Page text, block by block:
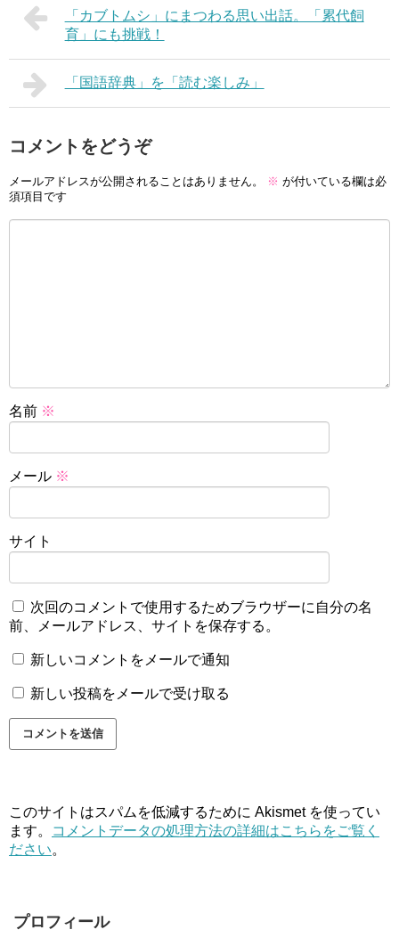
「カブトムシ」にまつわる思い出話。「累代飼
育」にも挑戦！
「国語辞典」を「読む楽しみ」
コメントをどうぞ
メールアドレスが公開されることはありません。 ※ が付いている欄は必
須項目です
名前 ※
メール ※
サイト
次回のコメントで使用するためブラウザーに自分の名
前、メールアドレス、サイトを保存する。
新しいコメントをメールで通知
新しい投稿をメールで受け取る
このサイトはスパムを低減するために Akismet を使ってい
ます。
コメントデータの処理方法の詳細はこちらをご覧く
ださい。
プロフィール